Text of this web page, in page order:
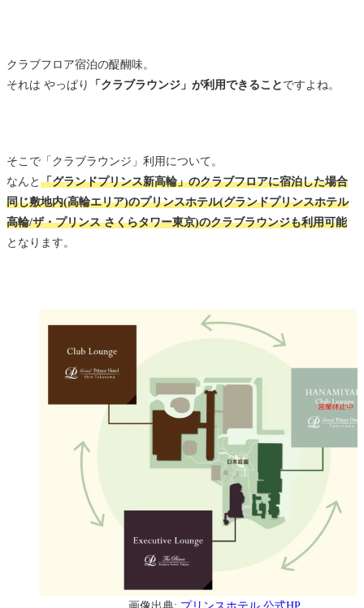
クラブフロア宿泊の醍醐味。
それは やっぱり
「クラブラウンジ」が利用できることですよね。
そこで「クラブラウンジ」利用について。
なんと「グランドプリンス新高輪」のクラブフロアに宿泊した場合
同じ敷地内(高輪エリア)のプリンスホテル(グランドプリンスホテル
高輪/ザ・プリンス さくらタワー東京)のクラブラウンジも利用可能
となります。